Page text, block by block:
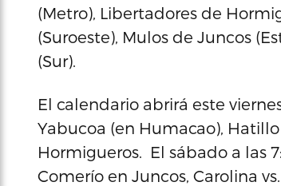
(Metro), Libertadores de
(Suroeste), Mulos de Juncos
(Sur).
El calendario abrirá este
Yabucoa (en Humacao),
Hormigueros. El sábado a las
Comerío en Juncos, Carolina